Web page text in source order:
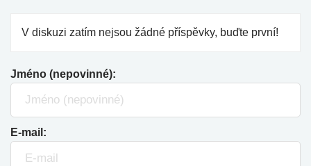
V diskuzi zatím nejsou žádné příspěvky, buďte první!
Jméno (nepovinné):
E-mail: